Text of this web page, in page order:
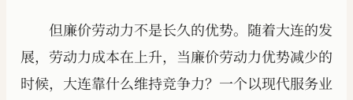
但廉价劳动力不是长久的优势。随着大连的发
展，劳动力成本在上升，当廉价劳动力优势减少的
时候，大连靠什么维持竞争力？一个以现代服务业